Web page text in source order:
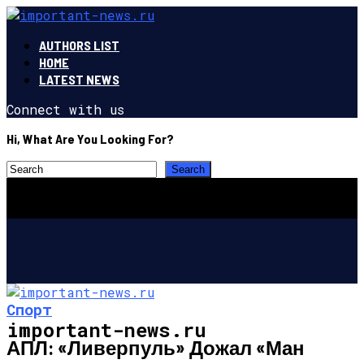
AUTHORS LIST
HOME
LATEST NEWS
Connect with us
Hi, What Are You Looking For?
important-news.ru
Спорт
АПЛ: «Ливерпуль» Дожал «Ман